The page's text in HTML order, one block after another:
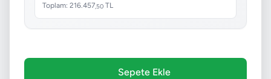
Toplam: 216.457 ,50 TL
Sepete Ekle